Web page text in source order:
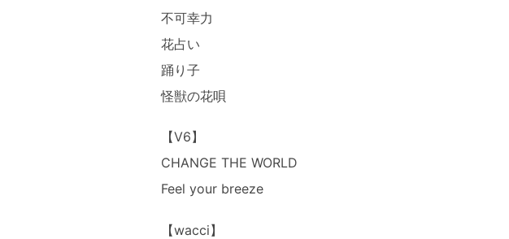
不可幸力
花占い
踊り子
怪獣の花唄
【V6】
CHANGE THE WORLD
Feel your breeze
【wacci】